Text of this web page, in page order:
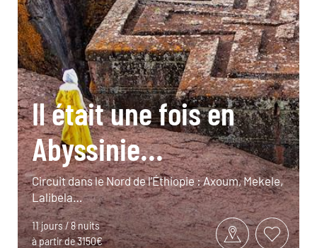
Il était une fois en
Abyssinie...
Circuit dans le Nord de l’Éthiopie : Axoum, Mekele,
Lalibela…
11 jours / 8 nuits
à partir de 3150€